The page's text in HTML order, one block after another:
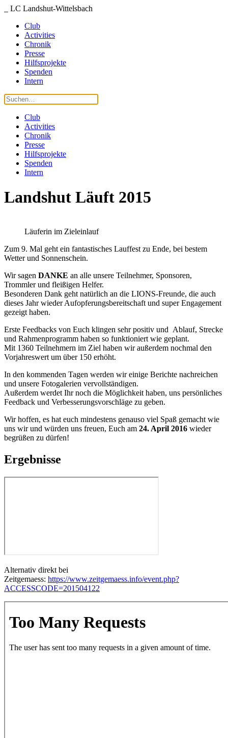
LC Landshut-Wittelsbach
Club
Activities
Chronik
Presse
Hilfsprojekte
Spenden
Intern
Club
Activities
Chronik
Presse
Hilfsprojekte
Spenden
Intern
Landshut Läuft 2015
Läuferin im Zieleinlauf
Zum 9. Mal geht ein fantas­tisches Lauffest zu Ende, bei bestem
Wetter und Sonnen­schein.
Wir sagen DANKE an alle unsere Teilnehmer, Sponsoren,
Trommler und fleißigen Helfer.
Besonderen Dank geht natürlich an die LIONS-Freunde, die auch
dieses Jahr wieder Aufopfe­rungs­be­reit­schaft und super Engagement
gezeigt haben.
Erste Feedbacks von Euch klingen sehr positiv und Ablauf, Strecke
und Rahmen­programm haben so funktioniert wie geplant.
Mit 1360 Teilnehmern im Ziel haben wir außerdem nochmal den
Vorjah­reswert um über 150 erhöht.
In den kommenden Tagen werden wir einige Berichte nachreichen
und unsere Fotoga­lerien vervoll­ständigen.
Außerdem werdet Ihr noch die Möglichkeit haben, uns persön­liches
Feedback und Verbes­se­rungs­vor­schläge zu geben.
Wir hoffen, es hat euch mindestens genauso viel Spaß gemacht wie
uns wir und würden uns freuen, Euch am 24. April 2016 wieder
begrüßen zu dürfen!
Ergebnisse
Alternativ direkt bei
Zeitgemaess: https://www.zeitgemaess.info/event.php?
ACCESSCODE=201504122